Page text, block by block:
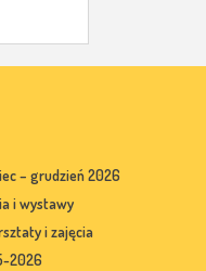
– grudzień 2026
i wystawy
i zajęcia
2026